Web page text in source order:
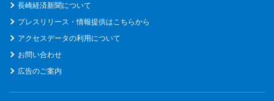
長崎経済新聞について
プレスリリース・情報提供はこちらから
アクセスデータの利用について
お問い合わせ
広告のご案内